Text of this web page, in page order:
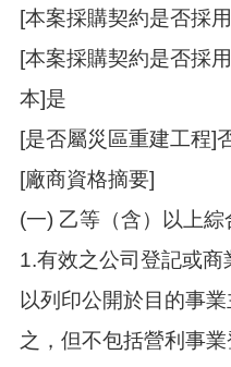
[本案採購契約是否採
[本案採購契約是否採
本]是
[是否屬災區重建工程]
[廠商資格摘要]
(一) 乙等（含）以上綜
1.有效之公司登記或
以列印公開於目的事
之，但不包括營利事業